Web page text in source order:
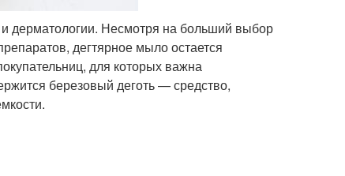
дерматологии. Несмотря на больший выбор
дегтярное мыло остается
для которых важна
березовый деготь — средство,